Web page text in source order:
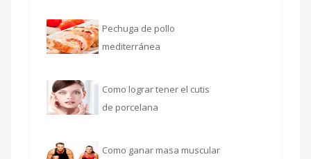
Pechuga de pollo
mediterránea
Como lograr tener el cutis
de porcelana
Como ganar masa muscular